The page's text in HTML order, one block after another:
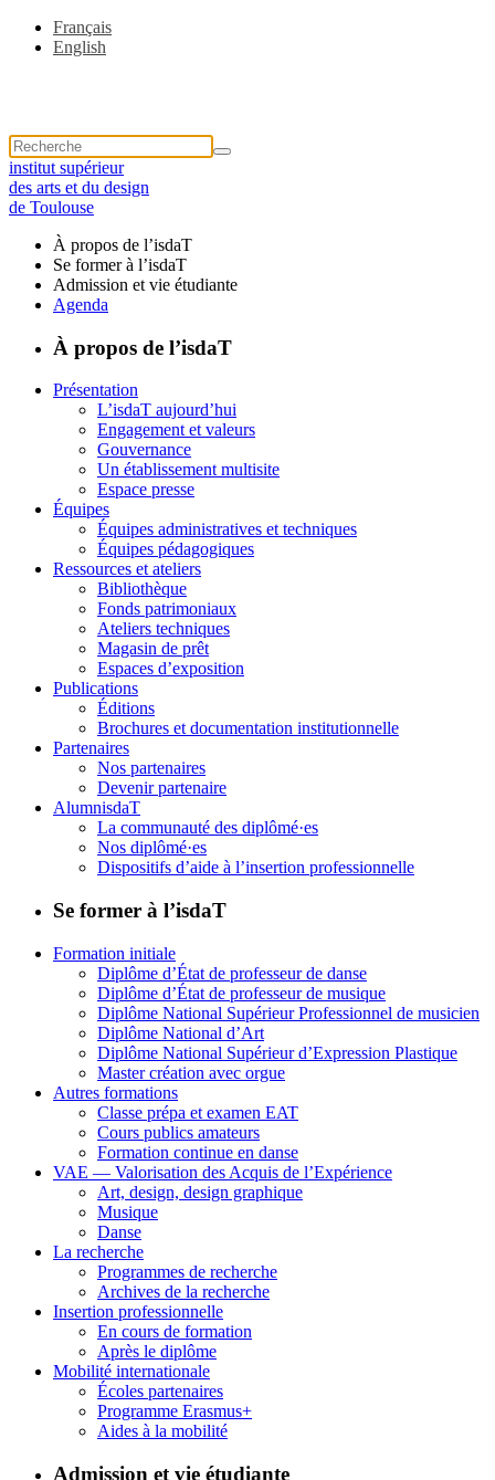
Français
English
institut supérieur
des arts et du design
de Toulouse
À propos de l’isdaT
Se former à l’isdaT
Admission et vie étudiante
Agenda
À propos de l’isdaT
Présentation
L’isdaT aujourd’hui
Engagement et valeurs
Gouvernance
Un établissement multisite
Espace presse
Équipes
Équipes administratives et techniques
Équipes pédagogiques
Ressources et ateliers
Bibliothèque
Fonds patrimoniaux
Ateliers techniques
Magasin de prêt
Espaces d’exposition
Publications
Éditions
Brochures et documentation institutionnelle
Partenaires
Nos partenaires
Devenir partenaire
AlumnisdaT
La communauté des diplômé·es
Nos diplômé·es
Dispositifs d’aide à l’insertion professionnelle
Se former à l’isdaT
Formation initiale
Diplôme d’État de professeur de danse
Diplôme d’État de professeur de musique
Diplôme National Supérieur Professionnel de musicien
Diplôme National d’Art
Diplôme National Supérieur d’Expression Plastique
Master création avec orgue
Autres formations
Classe prépa et examen EAT
Cours publics amateurs
Formation continue en danse
VAE — Valorisation des Acquis de l’Expérience
Art, design, design graphique
Musique
Danse
La recherche
Programmes de recherche
Archives de la recherche
Insertion professionnelle
En cours de formation
Après le diplôme
Mobilité internationale
Écoles partenaires
Programme Erasmus+
Aides à la mobilité
Admission et vie étudiante